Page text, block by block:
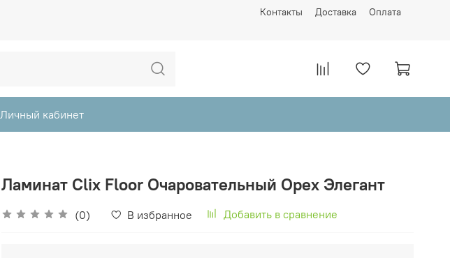
Контакты Доставка Оплата
Личный кабинет
Ламинат Clix Floor Очаровательный Орех Элегант
(0) В избранное Добавить в сравнение